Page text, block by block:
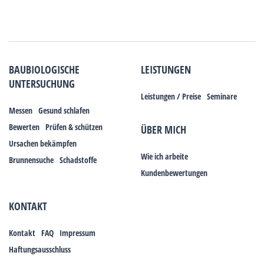
BAUBIOLOGISCHE
UNTERSUCHUNG
Messen Gesund schlafen
Bewerten Prüfen & schützen
Ursachen bekämpfen
Brunnensuche Schadstoffe
LEISTUNGEN
Leistungen / Preise Seminare
ÜBER MICH
Wie ich arbeite
Kundenbewertungen
KONTAKT
Kontakt FAQ Impressum
Haftungsausschluss